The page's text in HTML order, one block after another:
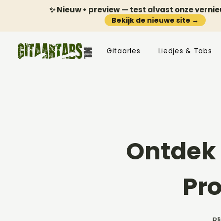
✨ Nieuw • preview — test alvast onze
Bekijk de nieuwe site →
Gitaarles Liedjes & Tabs